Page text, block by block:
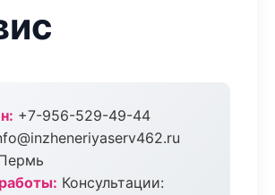
+7-956-529-49-44
Консультации: